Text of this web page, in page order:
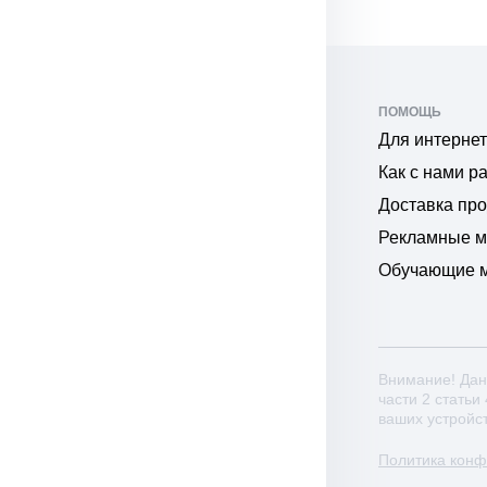
ПОМОЩЬ
Для
Как с нами
Доставка
Рекламные
Обучающие
Внимание!
части 2
ваших
Политика